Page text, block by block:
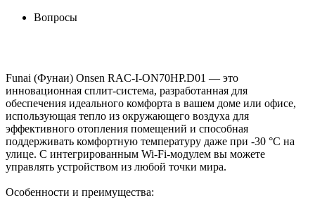
Вопросы
Funai (Фунаи) Onsen RAC-I-ON70HP.D01 — это
инновационная сплит-система, разработанная для
обеспечения идеального комфорта в вашем доме или офисе,
использующая тепло из окружающего воздуха для
эффективного отопления помещений и способная
поддерживать комфортную температуру даже при -30 °C на
улице. С интегрированным Wi-Fi-модулем вы можете
управлять устройством из любой точки мира.
Особенности и преимущества: